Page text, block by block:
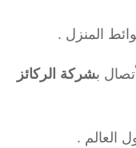
المنزل .
بشركة الركائز
العالم .